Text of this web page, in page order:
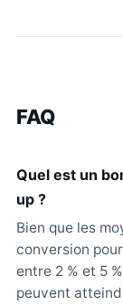
FAQ
Quel est un
up ?
Bien que les
conversion
entre 2 % et 5
peuvent